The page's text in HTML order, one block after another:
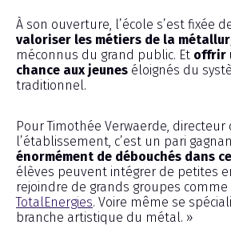
À son ouverture, l’école s’est fixée
valoriser les métiers de la
méconnus du grand public. Et offrir
chance aux jeunes éloignés du
traditionnel.
Pour Timothée Verwaerde,
l’établissement, c’est un pari
énormément de débouchés dans
élèves peuvent intégrer de petites
rejoindre de grands groupes comme
TotalEnergies. Voire même se
branche artistique du métal. »